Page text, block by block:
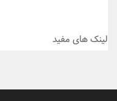
لینک های مفید